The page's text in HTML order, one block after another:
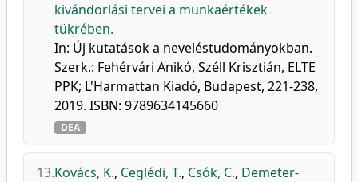
kivándorlási tervei a munkaértékek
tükrében.
In: Új kutatások a neveléstudományokban.
Szerk.: Fehérvári Anikó, Széll Krisztián, ELTE
PPK; L'Harmattan Kiadó, Budapest, 221-238,
2019. ISBN: 9789634145660
DEA
13.Kovács, K., Ceglédi, T., Csók, C., Demeter-